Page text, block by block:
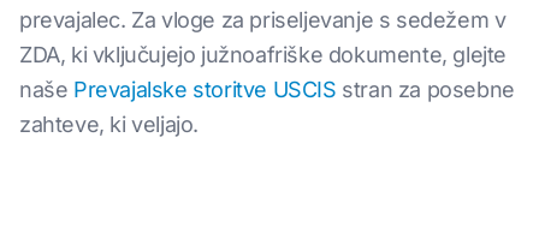
prevajalec. Za vloge za priseljevanje s sedežem v
ZDA, ki vključujejo južnoafriške dokumente, glejte
naše Prevajalske storitve USCIS stran za posebne
zahteve, ki veljajo.